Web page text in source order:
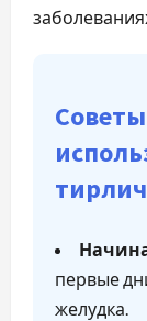
первые
желудка.